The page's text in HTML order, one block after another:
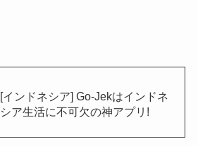
[インドネシア] Go-Jekはインドネ
シア生活に不可欠の神アプリ!